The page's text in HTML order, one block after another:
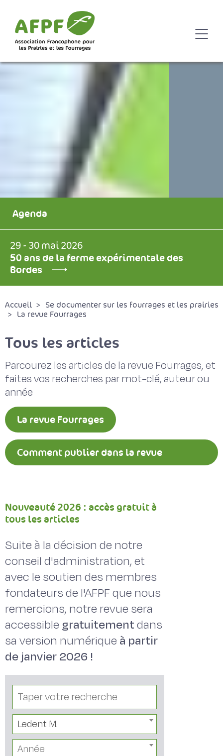
Agenda
29 - 30 mai 2026
50 ans de la ferme expérimentale des
Bordes
Accueil
Se documenter sur les fourrages et les prairies
La revue Fourrages
Tous les articles
Parcourez les articles de la revue Fourrages, et
faites vos recherches par mot-clé, auteur ou
année
La revue Fourrages
Comment publier dans la revue
Nouveauté 2026 : accès gratuit à
tous les articles
Suite à la décision de notre
conseil d'administration, et
avec le soutien des membres
fondateurs de l'AFPF que nous
remercions, notre revue sera
accessible gratuitementdans
sa version numérique à partir
de janvier 2026 !
Ledent M.
Année